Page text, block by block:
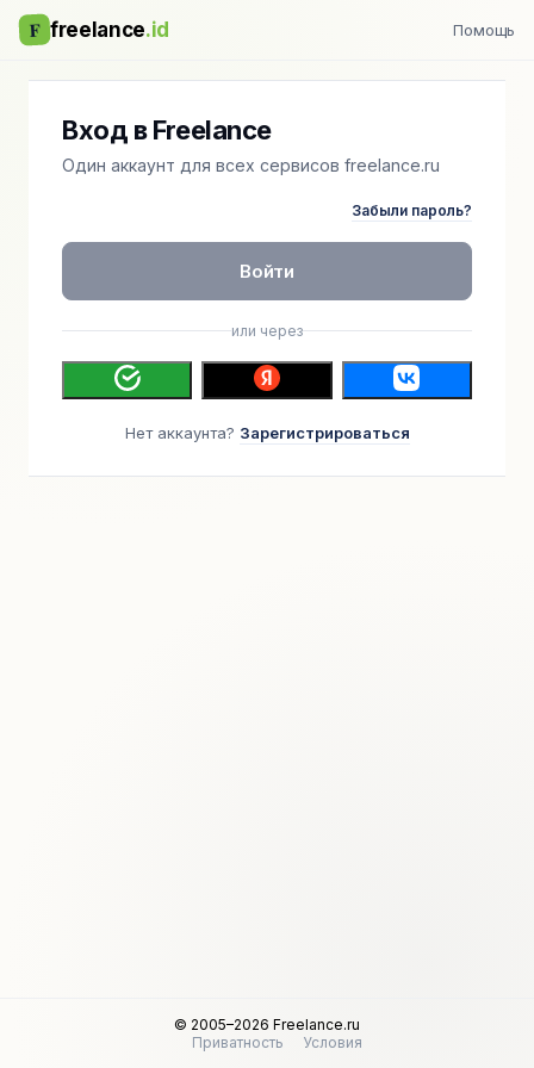
F freelance.id Помощь
Вход в Freelance
Один аккаунт для всех сервисов freelance.ru
Забыли пароль?
Войти
или через
Нет аккаунта? Зарегистрироваться
© 2005–2026 Freelance.ru
Приватность
Условия